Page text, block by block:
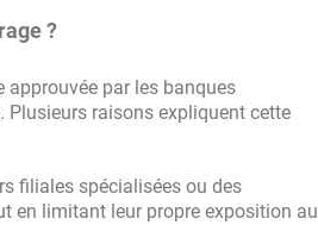
?
approuvée par les banques
Plusieurs raisons expliquent cette
filiales spécialisées ou des
en limitant leur propre exposition au